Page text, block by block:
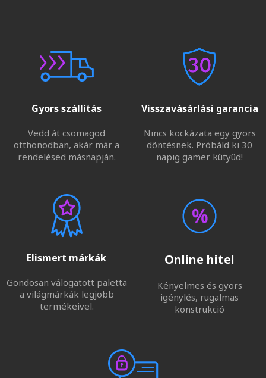
Gyors szállítás
Vedd át csomagod
otthonodban, akár már a
rendelésed másnapján.
Visszavásárlási garancia
Nincs kockázata egy gyors
döntésnek. Próbáld ki 30
napig gamer kütyüd!
Elismert márkák
Gondosan válogatott paletta
a világmárkák legjobb
termékeivel.
Online hitel
Kényelmes és gyors
igénylés, rugalmas
konstrukció